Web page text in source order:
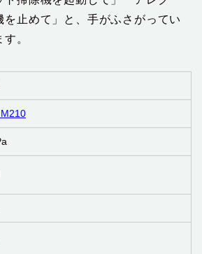
を止めて」と、手がふさがってい
。